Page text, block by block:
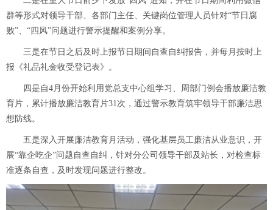
群等形式对领导干部、各部门主任、关键岗位管理人员针对“节日腐
败”、“四风”问题进行警示提醒和案例分享。
三是在节日之后及时上报节日期间自查自纠报告，并每月按时上
报《礼品礼金收受登记表》。
四是自4月份开始利用党总支中心组学习、周部门例会播放廉洁教
育片，累计播放廉洁教育片31次，通过警示教育筑牢领导干部廉洁思
想防线。
五是深入开展廉洁教育月活动，强化基层员工廉洁从业意识，开
展“靠企吃企”问题自查自纠，针对分公司领导干部及站长，对检查标
准逐条自查，及时发现问题进行整改。